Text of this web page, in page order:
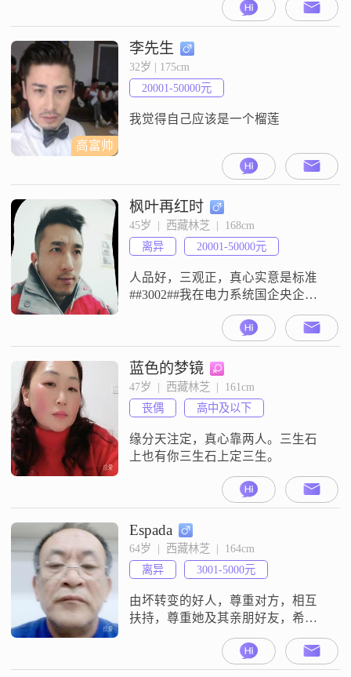
互补的伴侣##3002##平时我很宅，
但是还是挺渴望来一个两个人的旅
行
高富帅
李先生
32岁 | 175cm
20001-50000元
我觉得自己应该是一个榴莲
枫叶再红时
45岁  |  西藏林芝  |  168cm
离异
20001-50000元
人品好，三观正，真心实意是标准
##3002##我在电力系统国企央企项
目管理工作，现居藏G，有房有车，
工作四个专业的工程师，在藏G工
作，企业管理者，工程师，大学毕
业，我喜欢宅家有时候去旅行，喜
欢安静读书，喜欢运动，爱干净，
顾家，白领，爱小动物植物，健
身，喜欢简单##3002##1980年人，
44岁，身高168，体重142
蓝色的梦镜
47岁  |  西藏林芝  |  161cm
丧偶
高中及以下
缘分天注定，真心靠两人。三生石
上也有你三生石上定三生。
Espada
64岁  |  西藏林芝  |  164cm
离异
3001-5000元
由坏转变的好人，尊重对方，相互
扶持，尊重她及其亲朋好友，希望
有事有话直说##3002##